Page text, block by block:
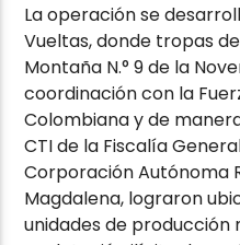
La operación se
Vueltas, donde tropas
Montaña N.° 9 de la
coordinación con la
Colombiana y de
CTI de la Fiscalía
Corporación Autónoma
Magdalena, lograron
unidades de producción